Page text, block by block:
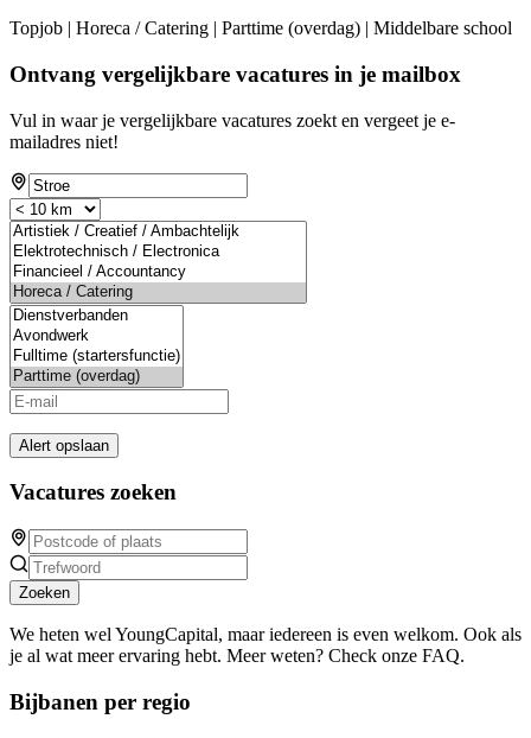
Topjob | Horeca / Catering | Parttime (overdag) | Middelbare school
Ontvang vergelijkbare vacatures in je mailbox
Vul in waar je vergelijkbare vacatures zoekt en vergeet je e-
mailadres niet!
Alert opslaan
Vacatures zoeken
Zoeken
We heten wel YoungCapital, maar iedereen is even welkom. Ook als
je al wat meer ervaring hebt. Meer weten? Check onze FAQ.
Bijbanen per regio